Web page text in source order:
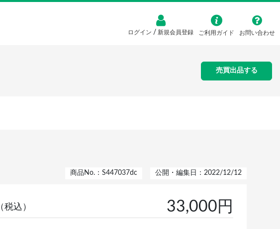
ログイン / 新規会員登録 ご利用ガイド お問い合わせ
売買出品する
商品No.：S447037dc 公開・編集日：2022/12/12
込） 33,000円